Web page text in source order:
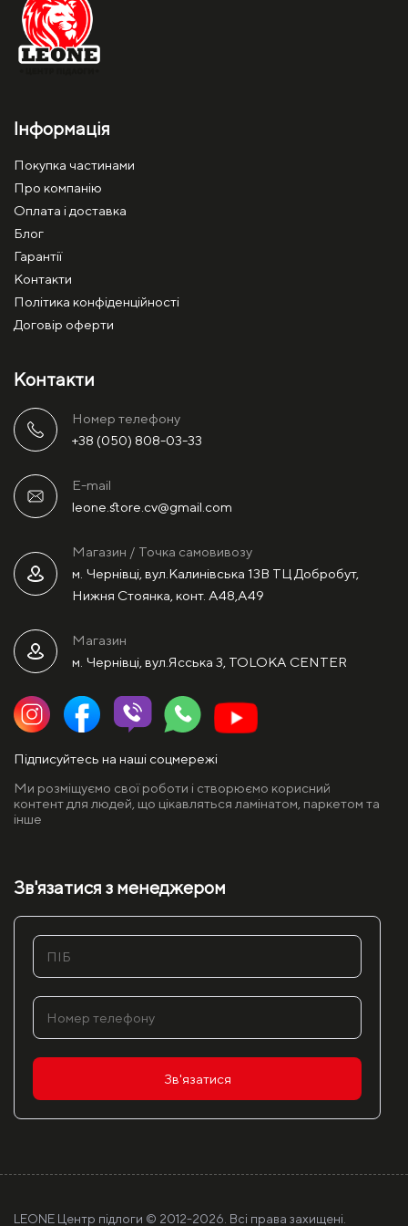
Інформація
Покупка частинами
Про компанію
Оплата і доставка
Блог
Гарантії
Контакти
Політика конфіденційності
Договір оферти
Контакти
Номер телефону
+38 (050) 808-03-33
E-mail
leone.store.cv@gmail.com
Магазин / Точка самовивозу
м. Чернівці, вул.Калинівська 13В ТЦ Добробут,
Нижня Стоянка, конт. А48,А49
Магазин
м. Чернівці, вул.Ясська 3, TOLOKA CENTER
Підписуйтесь на наші соцмережі
Ми розміщуємо свої роботи і створюємо корисний
контент для людей, що цікавляться ламінатом, паркетом та
інше
Зв'язатися з менеджером
Зв'язатися
LEONE Центр підлоги © 2012-2026. Всі права захищені.